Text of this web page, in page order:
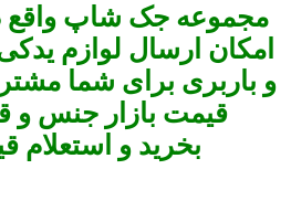
مجموعه جک شاپ واقع
امکان ارسال لوازم
و باربری برای شما
قیمت بازار جنس و
بخرید و استعلام